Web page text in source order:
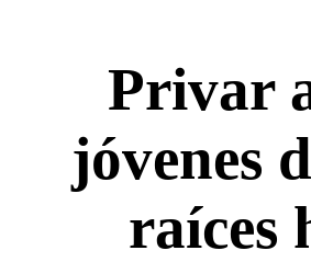
Privar
jóvenes
raíces